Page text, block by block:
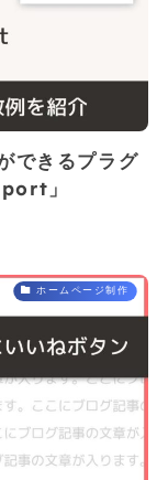
できるプラグ
」
ホームページ制作